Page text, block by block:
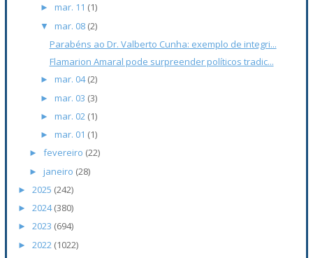
► mar. 11 (1)
▼ mar. 08 (2)
Parabéns ao Dr. Valberto Cunha: exemplo de integri...
Flamarion Amaral pode surpreender políticos tradic...
► mar. 04(2)
► mar. 03 (3)
► mar. 02 (1)
► mar. 01 (1)
►fevereiro (22)
► janeiro (28)
►2025 (242)
►2024(380)
►2023 (694)
►2022 (1022)